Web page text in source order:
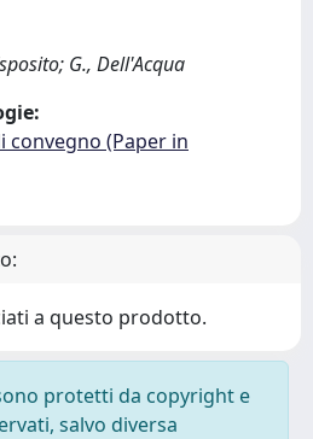
G., Dell'Acqua
convegno (Paper in
a questo prodotto.
protetti da copyright e
salvo diversa